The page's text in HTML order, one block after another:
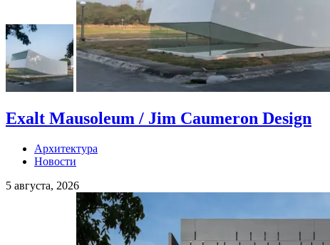
Exalt Mausoleum / Jim Caumeron Design
Архитектура
Новости
5 августа, 2026